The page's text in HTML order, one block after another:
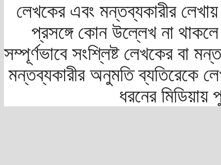
লেখকের এবং মন্তব্যকারীর
প্রসঙ্গে কোন উল্লেখ না
সম্পূর্ণভাবে সংশ্লিষ্ট লেখকের বা
মন্তব্যকারীর অনুমতি ব্যতিরেকে
ধরনের মিডিয়ায়